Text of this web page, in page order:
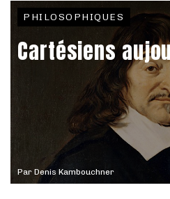
Par Denis Kambouchner
PHILOSOPHIQUES
Cartésiens